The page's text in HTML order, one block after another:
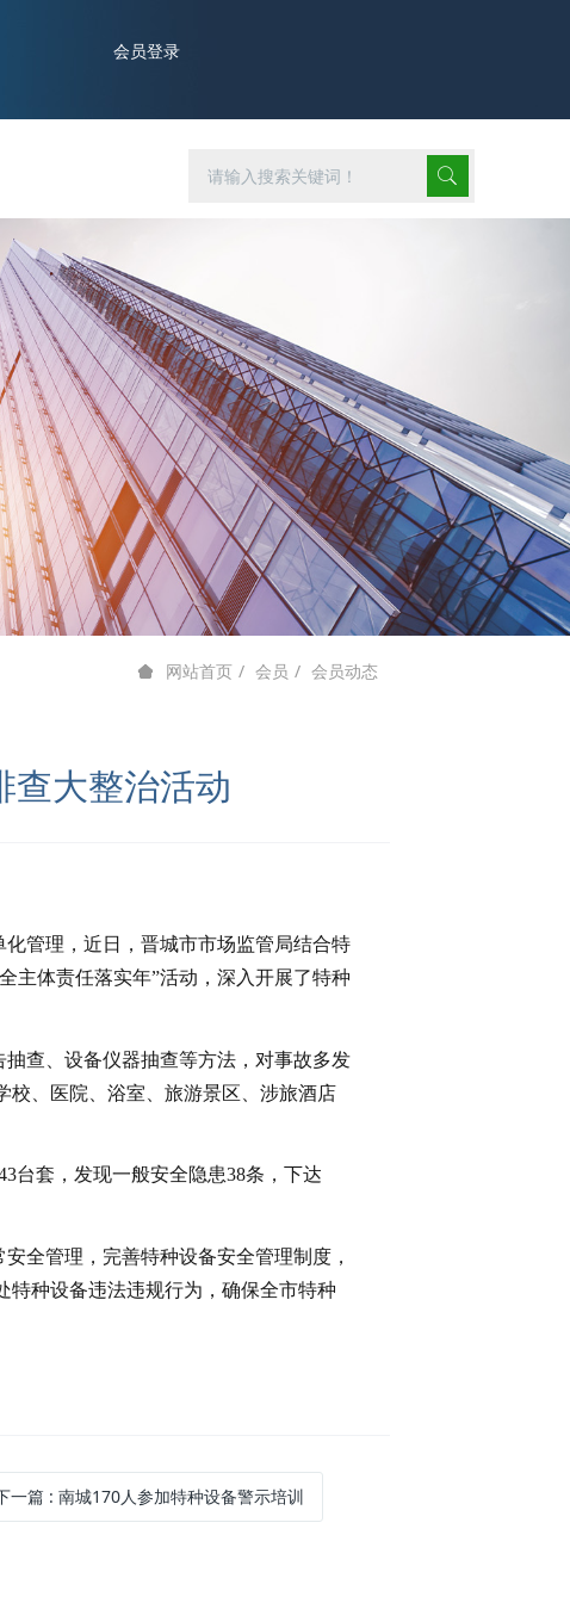
网站首页 会员 会员动态
查大整治活动
管理，近日，晋城市市场监管局结合特
主体责任落实年”活动，深入开展了特种
查、设备仪器抽查等方法，对事故多发
校、医院、浴室、旅游景区、涉旅酒店
台套，发现一般安全隐患38条，下达
全管理，完善特种设备安全管理制度，
特种设备违法违规行为，确保全市特种
一篇 : 南城170人参加特种设备警示培训